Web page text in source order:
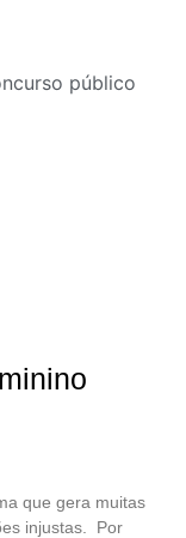
que gera muitas
injustas. Por